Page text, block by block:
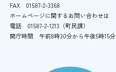
FAX
01587-2-3368
ホームページに関するお問い合わせは
電話
01587-2-1213（町民課）
開庁時間
午前8時30分から午後5時15分